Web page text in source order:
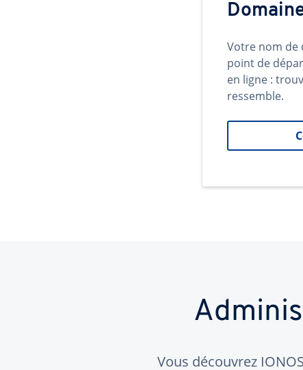
Votre nom de
point de
en ligne :
ressemble.
Vous découvrez